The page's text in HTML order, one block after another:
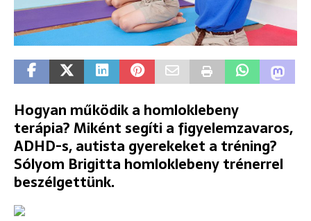
Hogyan működik a homloklebeny
terápia? Miként segíti a figyelemzavaros,
ADHD-s, autista gyerekeket a tréning?
Sólyom Brigitta homloklebeny trénerrel
beszélgettünk.